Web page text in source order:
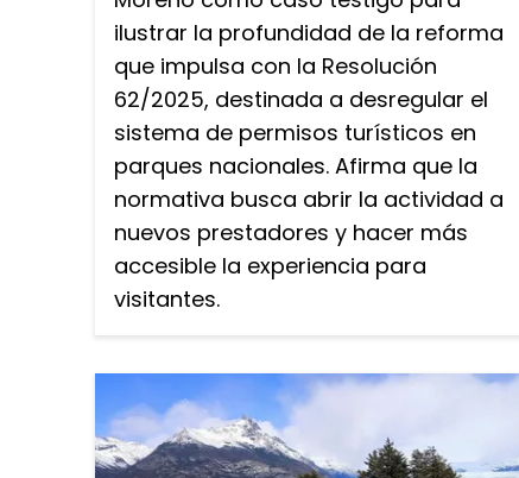
ilustrar la profundidad de la reforma
que impulsa con la Resolución
62/2025, destinada a desregular el
sistema de permisos turísticos en
parques nacionales. Afirma que la
normativa busca abrir la actividad a
nuevos prestadores y hacer más
accesible la experiencia para
visitantes.